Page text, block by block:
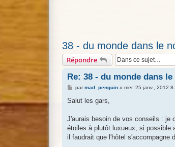
38 - du monde dans le
Répondre
Re: 38 - du monde dans
M
s
g
parmad_penguin» mer. 25 janv., 2012
Salut les gars,
J'aurais besoin de vos conseils : je
étoiles à plutôt luxueux, si possible
il faudrait que l'hôtel s'accompagne